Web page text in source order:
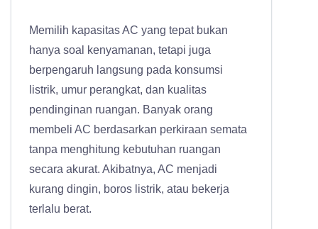
Memilih kapasitas AC yang tepat bukan
hanya soal kenyamanan, tetapi juga
berpengaruh langsung pada konsumsi
listrik, umur perangkat, dan kualitas
pendinginan ruangan. Banyak orang
membeli AC berdasarkan perkiraan semata
tanpa menghitung kebutuhan ruangan
secara akurat. Akibatnya, AC menjadi
kurang dingin, boros listrik, atau bekerja
terlalu berat.